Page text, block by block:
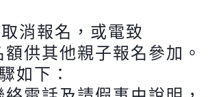
消報名，或電致
供其他親子報名參加。
如下：